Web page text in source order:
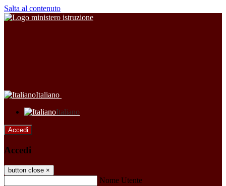
Salta al contenuto
Italiano
Italiano
Accedi
Accedi
button close ×
Nome Utente